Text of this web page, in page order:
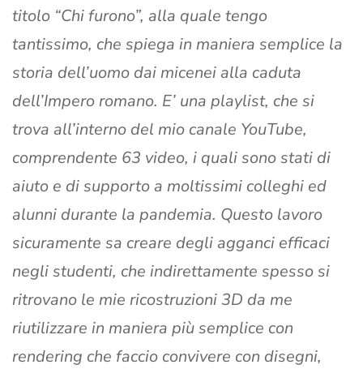
titolo “Chi furono”, alla quale tengo
tantissimo, che spiega in maniera semplice la
storia dell’uomo dai micenei alla caduta
dell’Impero romano. E’ una playlist, che si
trova all’interno del mio canale YouTube,
comprendente 63 video, i quali sono stati di
aiuto e di supporto a moltissimi colleghi ed
alunni durante la pandemia. Questo lavoro
sicuramente sa creare degli agganci efficaci
negli studenti, che indirettamente spesso si
ritrovano le mie ricostruzioni 3D da me
riutilizzare in maniera più semplice con
rendering che faccio convivere con disegni,